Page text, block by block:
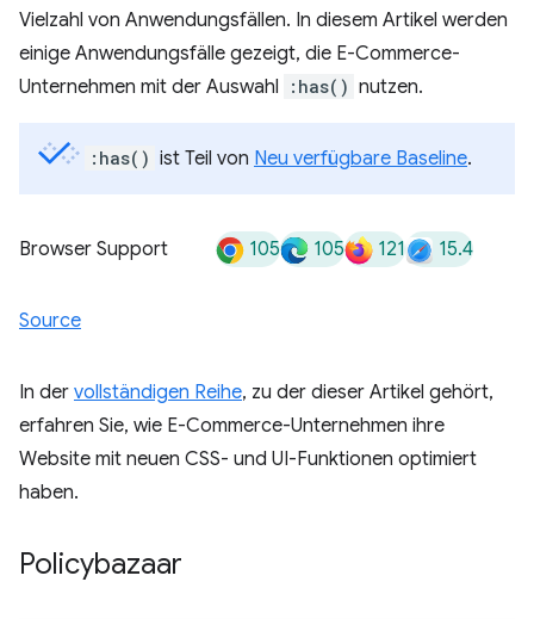
Vielzahl von Anwendungsfällen. In diesem Artikel werden
einige Anwendungsfälle gezeigt, die E-Commerce-
Unternehmen mit der Auswahl
:has() nutzen.
:has() ist Teil von Neu verfügbare Baseline.
Browser Support 105 105 121 15.4
Source
In der vollständigen Reihe, zu der dieser Artikel gehört,
erfahren Sie, wie E-Commerce-Unternehmen ihre
Website mit neuen CSS- und UI-Funktionen optimiert
haben.
Policybazaar